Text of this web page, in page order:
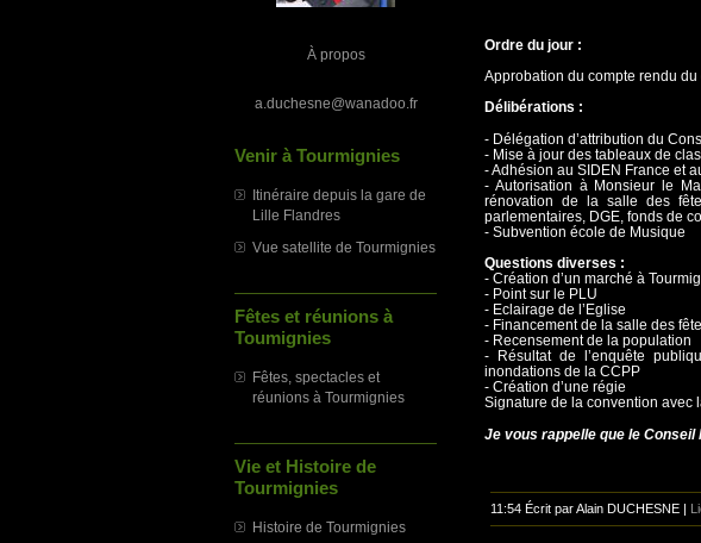
À propos
a.duchesne@wanadoo.fr
Venir à Tourmignies
Itinéraire depuis la gare de
Lille Flandres
Vue satellite de Tourmignies
Fêtes et réunions à
Toumignies
Fêtes, spectacles et
réunions à Tourmignies
Vie et Histoire de
Tourmignies
Histoire de Tourmignies
Ordre du jour :
Approbation du compte rendu
Délibérations :
- Délégation d’attribution du
- Mise à jour des tableaux de
- Adhésion au SIDEN France et
- Autorisation à Monsieur le
rénovation de la salle des
parlementaires, DGE, fonds de
- Subvention école de Musique
Questions diverses :
- Création d’un marché à
- Point sur le PLU
- Eclairage de l’Eglise
- Financement de la salle des
- Recensement de la population
- Résultat de l’enquête
inondations de la CCPP
- Création d’une régie
Signature de la convention avec
Je vous rappelle que le Conseil
11:54 Écrit par Alain DUCHESNE |